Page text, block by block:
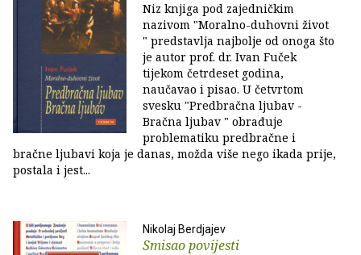
Niz knjiga pod zajedničkim
nazivom "Moralno-duhovni život
" predstavlja najbolje od onoga što
je autor prof. dr. Ivan Fuček
tijekom četrdeset godina,
naučavao i pisao. U četvrtom
svesku "Predbračna ljubav -
Bračna ljubav " obrađuje
problematiku predbračne i
bračne ljubavi koja je danas, možda više nego ikada prije,
postala i jest...
Nikolaj Berdjajev
Smisao povijesti